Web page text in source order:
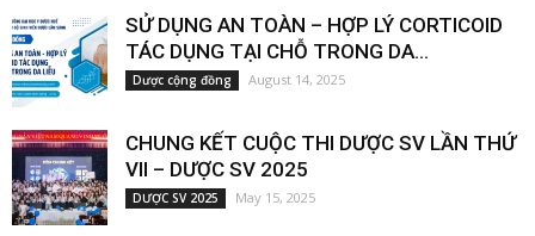
SỬ DỤNG AN TOÀN – HỢP LÝ CORTICOID
TÁC DỤNG TẠI CHỖ TRONG DA...
Dược cộng đồng August 14, 2025
CHUNG KẾT CUỘC THI DƯỢC SV LẦN THỨ
VII – DƯỢC SV 2025
DƯỢC SV 2025 May 15, 2025